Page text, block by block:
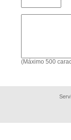
(Máximo 500